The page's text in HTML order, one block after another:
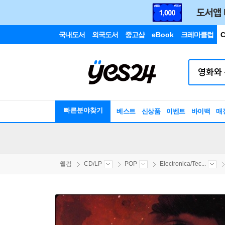
국내도서 외국도서 중고샵 eBook 크레마클럽
빠른분야찾기 베스트 신상품 이벤트 바이백 매
웰컴 CD/LP POP Electronica/Tec...